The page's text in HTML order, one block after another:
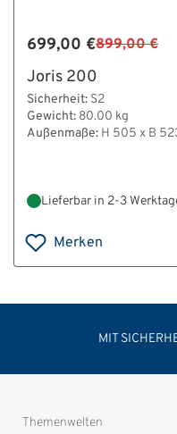
699,00 €899,00 €
Joris 200
Sicherheit: S2
Gewicht: 80.00 kg
Außenmaße: H 505 x B
Lieferbar in 2-3
Merken
MIT
Themenwelten